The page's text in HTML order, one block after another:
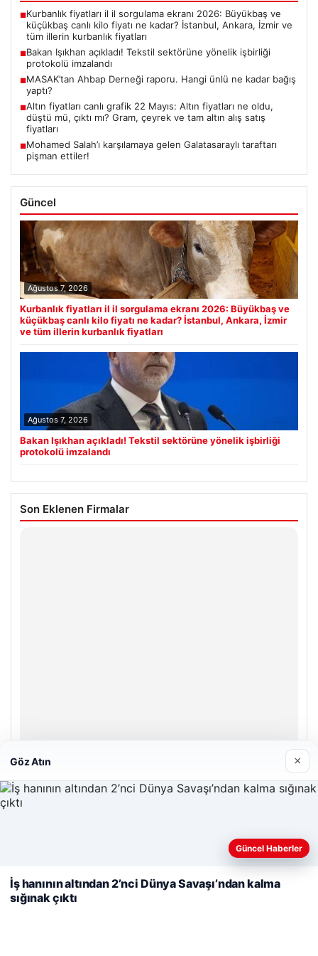
■Kurbanlık fiyatları il il sorgulama ekranı 2026: Büyükbaş ve
küçükbaş canlı kilo fiyatı ne kadar? İstanbul, Ankara, İzmir ve
tüm illerin kurbanlık fiyatları
■Bakan Işıkhan açıkladı! Tekstil sektörüne yönelik işbirliği
protokolü imzalandı
■MASAK’tan Ahbap Derneği raporu. Hangi ünlü ne kadar bağış
yaptı?
■Altın fiyatları canlı grafik 22 Mayıs: Altın fiyatları ne oldu,
düştü mü, çıktı mı? Gram, çeyrek ve tam altın alış satış
fiyatları
■Mohamed Salah’ı karşılamaya gelen Galatasaraylı taraftarı
pişman ettiler!
Güncel
Ağustos 7, 2026
Kurbanlık fiyatları il il sorgulama ekranı 2026: Büyükbaş ve
küçükbaş canlı kilo fiyatı ne kadar? İstanbul, Ankara, İzmir
ve tüm illerin kurbanlık fiyatları
Ağustos 7, 2026
Bakan Işıkhan açıkladı! Tekstil sektörüne yönelik işbirliği
protokolü imzalandı
Son Eklenen Firmalar
Web sitemizi nasıl kullandığınızı daha iyi anlayabilmek,
kullanıyoruz.Çerez Politikamız
Reddet
Göz Atın ×
Güncel Haberler
İş hanının altından 2’nci Dünya Savaşı’ndan kalma
sığınak çıktı